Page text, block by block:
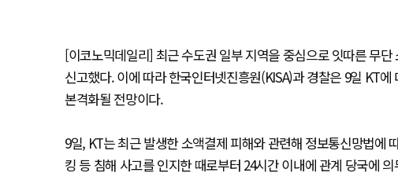
[이코노믹데일리] 최근 수도권 일부 지역을 중심으로 잇따른 무
신고했다. 이에 따라 한국인터넷진흥원(KISA)과 경찰은 9일 KT
본격화될 전망이다.
9일, KT는 최근 발생한 소액결제 피해와 관련해 정보통신망법에
킹 등 침해 사고를 인지한 때로부터 24시간 이내에 관계 당국에